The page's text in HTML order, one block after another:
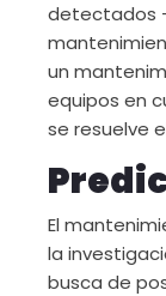
detectados
un
equipos en
se resuelve
El
la
busca de